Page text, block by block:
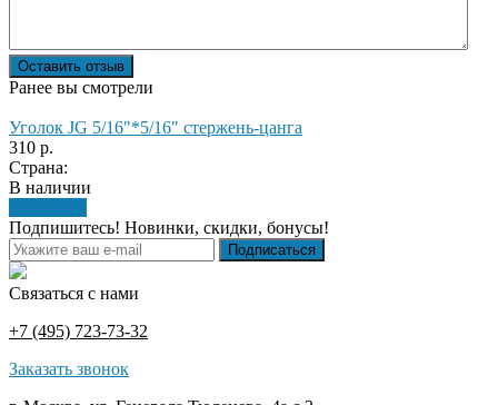
Оставить отзыв
Ранее вы смотрели
Уголок JG 5/16"*5/16" стержень-цанга
310 р.
Страна:
В наличии
Подпишитесь! Новинки, скидки, бонусы!
Связаться с нами
+7 (495) 723-73-32
Заказать звонок